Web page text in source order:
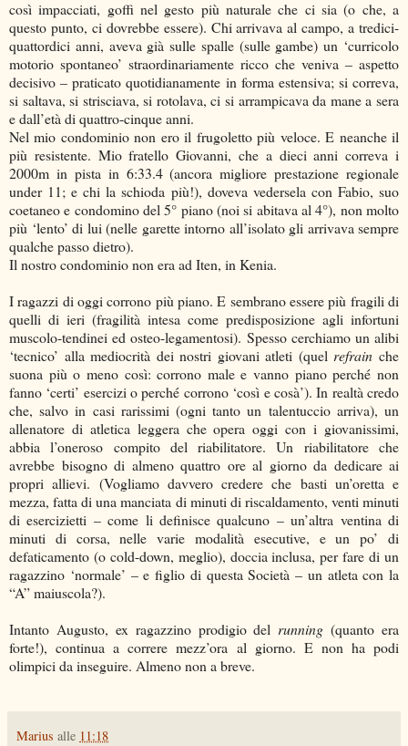
così impacciati, goffi nel gesto più naturale che ci sia (o che, a
questo punto, ci dovrebbe essere). Chi arrivava al campo, a tredici-
quattordici anni, aveva già sulle spalle (sulle gambe) un ‘curricolo
motorio spontaneo’ straordinariamente ricco che veniva – aspetto
decisivo – praticato quotidianamente in forma estensiva; si correva,
si saltava, si strisciava, si rotolava, ci si arrampicava da mane a sera
e dall’età di quattro-cinque anni.
Nel mio condominio non ero il frugoletto più veloce. E neanche il
più resistente. Mio fratello Giovanni, che a dieci anni correva i
2000m in pista in 6:33.4 (ancora migliore prestazione regionale
under 11; e chi la schioda più!), doveva vedersela con Fabio, suo
coetaneo e condomino del 5° piano (noi si abitava al 4°), non molto
più ‘lento’ di lui (nelle garette intorno all’isolato gli arrivava sempre
qualche passo dietro).
Il nostro condominio non era ad Iten, in Kenia.
I ragazzi di oggi corrono più piano. E sembrano essere più fragili di
quelli di ieri (fragilità intesa come predisposizione agli infortuni
muscolo-tendinei ed osteo-legamentosi). Spesso cerchiamo un alibi
‘tecnico’ alla mediocrità dei nostri giovani atleti (quel refrain che
suona più o meno così: corrono male e vanno piano perché non
fanno ‘certi’ esercizi o perché corrono ‘così e cosà’). In realtà credo
che, salvo in casi rarissimi (ogni tanto un talentuccio arriva), un
allenatore di atletica leggera che opera oggi con i giovanissimi,
abbia l’oneroso compito del riabilitatore. Un riabilitatore che
avrebbe bisogno di almeno quattro ore al giorno da dedicare ai
propri allievi. (Vogliamo davvero credere che basti un’oretta e
mezza, fatta di una manciata di minuti di riscaldamento, venti minuti
di esercizietti – come li definisce qualcuno – un’altra ventina di
minuti di corsa, nelle varie modalità esecutive, e un po’ di
defaticamento (o cold-down, meglio), doccia inclusa, per fare di un
ragazzino ‘normale’ – e figlio di questa Società – un atleta con la
“A” maiuscola?).
Intanto Augusto, ex ragazzino prodigio del running (quanto era
forte!), continua a correre mezz’ora al giorno. E non ha podi
olimpici da inseguire. Almeno non a breve.
Marius alle 11:18